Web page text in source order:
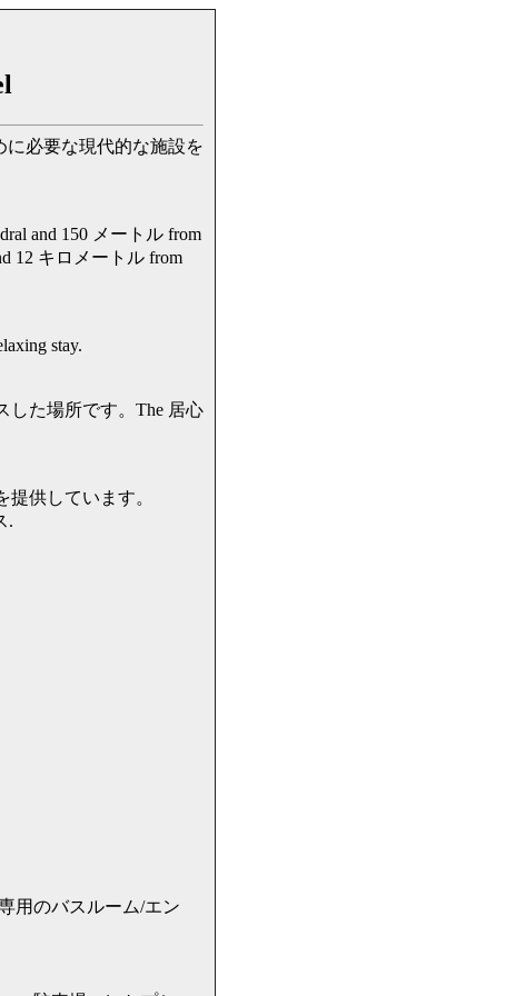
に必要な現代的な施設を
and 150 メートル from
12 キロメートル from
stay.
した場所です。The 居心
供しています。
.
用のバスルーム/エン